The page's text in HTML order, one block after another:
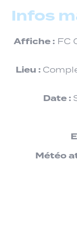
Infos
Affiche : FC
Lieu :
Date :
Météo